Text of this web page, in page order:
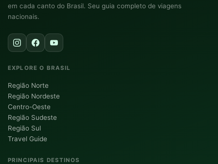
em cada canto do Brasil. Seu guia completo de viagens
nacionais.
EXPLORE O BRASIL
Região Norte
Região Nordeste
Centro-Oeste
Região Sudeste
Região Sul
Travel Guide
PRINCIPAIS DESTINOS